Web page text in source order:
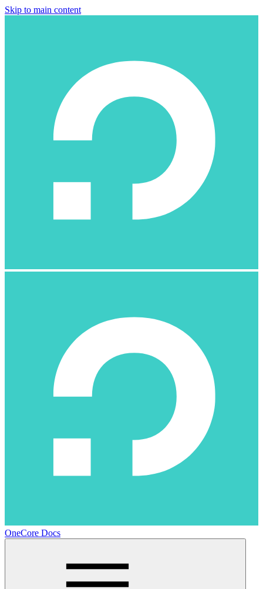
Skip to main content
OneCore Docs